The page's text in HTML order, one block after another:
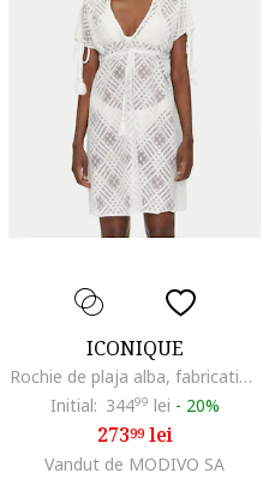
ICONIQUE
Rochie de plaja alba, fabricatie usoaradwqfwqd, Alb
Initial: 34499 lei - 20%
27399lei
Vandut de MODIVO SA